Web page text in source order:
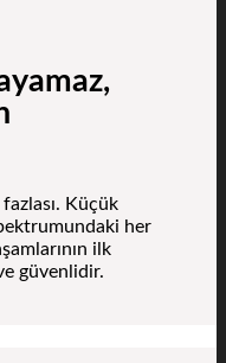
Küçük
her
ilk
güvenlidir.